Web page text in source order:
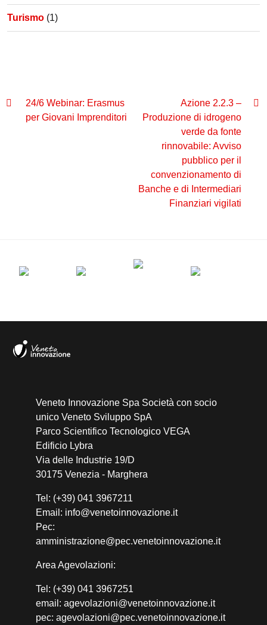
Turismo (1)
24/6 Webinar: Erasmus
per Giovani Imprenditori
Azione 2.2.3 –
Produzione di idrogeno
verde da fonte
rinnovabile: Avviso
pubblico per il
convenzionamento di
Banche e di Intermediari
Finanziari vigilati
Veneto Innovazione Spa Società con socio
unico Veneto Sviluppo SpA
Parco Scientifico Tecnologico VEGA
Edificio Lybra
Via delle Industrie 19/D
30175 Venezia - Marghera
Tel: (+39) 041 3967211
Email: info@venetoinnovazione.it
Pec:
amministrazione@pec.venetoinnovazione.it
Area Agevolazioni:
Tel: (+39) 041 3967251
email: agevolazioni@venetoinnovazione.it
pec: agevolazioni@pec.venetoinnovazione.it